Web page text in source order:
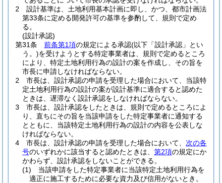
2
設計基準は、土地利用基本計画に即し、かつ、都市計画法
第33条に定める開発許可の基準を参酌して、規則で定め
る。
(設計承認)
第31条
前条第1項の規定による承認(以下「設計承認」とい
う。)を受けようとする特定事業者は、規則で定めるところ
により、特定土地利用行為の設計の案を作成し、その旨を
市長に申請しなければならない。
2
市長は、設計承認の申請を受理した場合において、当該特
定土地利用行為の設計の案が設計基準に適合すると認めた
ときは、遅滞なく設計承認をしなければならない。
3
市長は、設計承認をしたときは、規則で定めるところによ
り、直ちにその旨を当該申請をした特定事業者に通知する
とともに、当該特定土地利用行為の設計の内容を公表しな
ければならない。
4
市長は、設計承認の申請を受理した場合において、 次の各
号のいずれかに該当すると認めたときは、 第2項の規定にか
かわらず、設計承認をしないことができる。
(1)
当該申請をした特定事業者に当該特定土地利用行為を
適正に施工するために必要な資力及び信用がないとき。